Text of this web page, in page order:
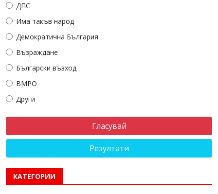
ДПС
Има такъв народ
Демократична България
Възраждане
Български възход
ВМРО
Други
Резултати
КАТЕГОРИИ